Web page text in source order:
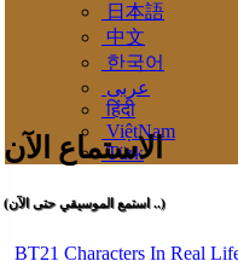
日本語
中文
한국어
عربى
हिंदी
ViệtNam
Türk
الاستماع الآن
(استمع الموسيقي حتى الآن ..)